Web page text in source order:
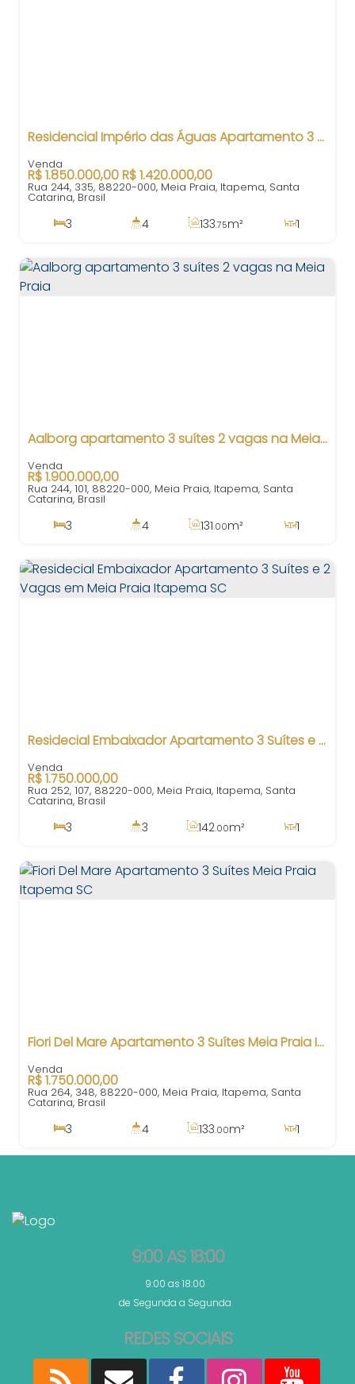
Residencial Império das Águas Apartamento 3 Suítes em Meia Praia Itapema SC
R$1.850.000,00R$1.420.000,00
Rua 244, 335, 88220-000, Meia Praia, Itapema, Santa
Catarina, Brasil
3 4 133.75m²
1
Aalborg apartamento 3 suítes 2 vagas na Meia Praia
R$1.900.000,00
Rua 244, 101, 88220-000, Meia Praia, Itapema, Santa
Catarina, Brasil
3 4 131.00m²
1
Residecial Embaixador Apartamento 3 Suítes e 2 Vagas em Meia Praia Itapema SC
R$1.750.000,00
Rua 252, 107, 88220-000, Meia Praia, Itapema, Santa
Catarina, Brasil
3 3 142.00m²
1
Fiori Del Mare Apartamento 3 Suítes Meia Praia Itapema SC
R$1.750.000,00
Rua 264, 348, 88220-000, Meia Praia, Itapema, Santa
Catarina, Brasil
3 4 133.00m²
1
133
m²
9:00 AS 18:00
9:00 as 18:00
de Segunda a Segunda
REDES SOCIAIS